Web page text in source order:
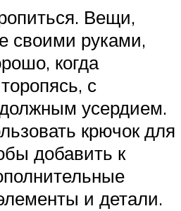
Вещи,
своими руками,
когда
с
усердием.
крючок для
добавить к
и детали.